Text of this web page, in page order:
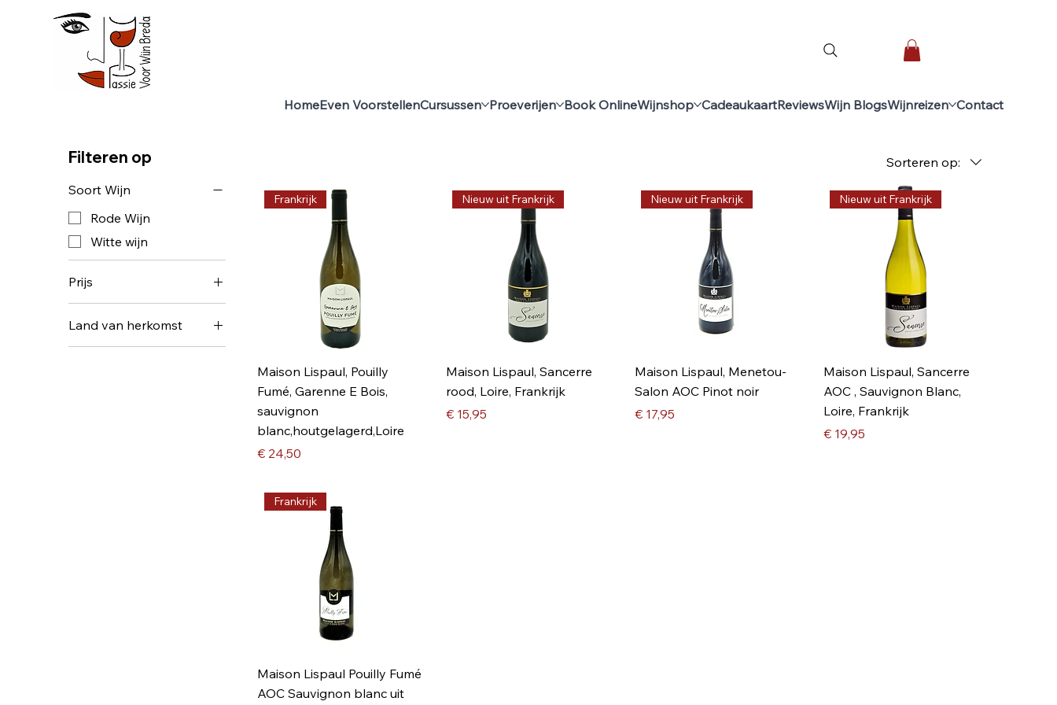
HomeEven VoorstellenCursussen Proeverijen Book OnlineWijnshop CadeaukaartReviewsWijn BlogsWijnreizen Contact
Maison Lispaul, Sancerre, Pouilly Fume, Loire
Filteren op
Soort Wijn
Rode Wijn
Witte wijn
Prijs
€ 15 € 25
Land van herkomst
Sorteren op:
Frankrijk
Maison Lispaul, Pouilly
Fumé, Garenne E Bois,
sauvignon
blanc,houtgelagerd,Loire
Prijs
€ 24,50
Nieuw uit Frankrijk
Maison Lispaul, Sancerre
rood, Loire, Frankrijk
Prijs
€ 15,95
Nieuw uit Frankrijk
Maison Lispaul, Menetou-
Salon AOC Pinot noir
Prijs
€ 17,95
Nieuw uit Frankrijk
Maison Lispaul, Sancerre
AOC , Sauvignon Blanc,
Loire, Frankrijk
Prijs
€ 19,95
Frankrijk
Maison Lispaul Pouilly Fumé
AOC Sauvignon blanc uit